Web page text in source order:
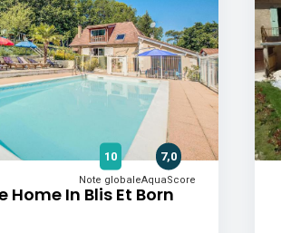
Home In Blis Et Born
10
Note globale
7,0
AquaScore